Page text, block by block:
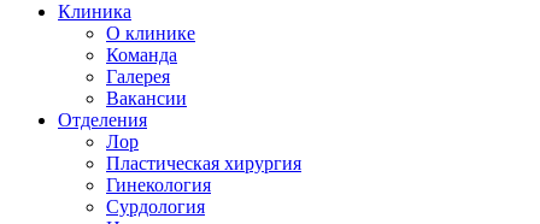
Клиника
О клинике
Команда
Галерея
Вакансии
Отделения
Лор
Пластическая хирургия
Гинекология
Сурдология